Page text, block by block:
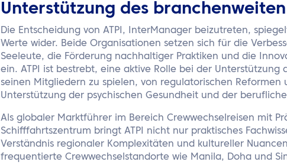
Unterstützung des
Die Entscheidung von ATPI, InterManager beizutreten,
Werte wider. Beide Organisationen setzen sich für die
Seeleute, die Förderung nachhaltiger Praktiken und die
ein. ATPI ist bestrebt, eine aktive Rolle bei der
seinen Mitgliedern zu spielen, von regulatorischen Reformen
Unterstützung der psychischen Gesundheit und der
Als globaler Marktführer im Bereich Crewwechselreisen mit
Schifffahrtszentrum bringt ATPI nicht nur praktisches
Verständnis regionaler Komplexitäten und kultureller
frequentierte Crewwechselstandorte wie Manila, Doha und